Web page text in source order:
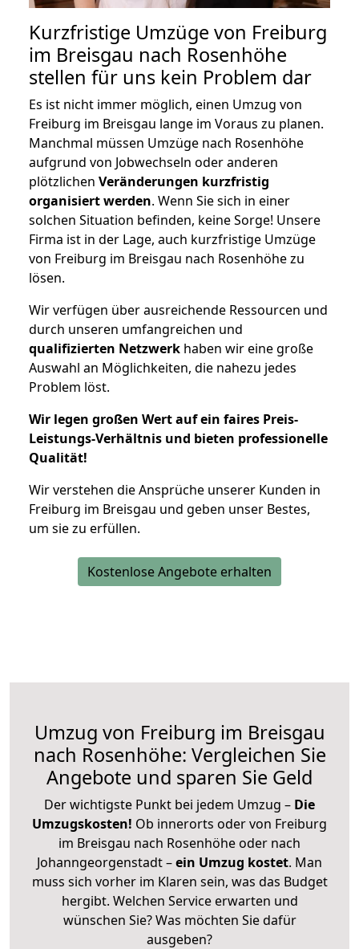
Kurzfristige Umzüge von Freiburg
im Breisgau nach Rosenhöhe
stellen für uns kein Problem dar
Es ist nicht immer möglich, einen Umzug von
Freiburg im Breisgau lange im Voraus zu planen.
Manchmal müssen Umzüge nach Rosenhöhe
aufgrund von Jobwechseln oder anderen
plötzlichen Veränderungen kurzfristig
organisiert werden. Wenn Sie sich in einer
solchen Situation befinden, keine Sorge! Unsere
Firma ist in der Lage, auch kurzfristige Umzüge
von Freiburg im Breisgau nach Rosenhöhe zu
lösen.
Wir verfügen über ausreichende Ressourcen und
durch unseren umfangreichen und
qualifizierten Netzwerk haben wir eine große
Auswahl an Möglichkeiten, die nahezu jedes
Problem löst.
Wir legen großen Wert auf ein faires Preis-
Leistungs-Verhältnis und bieten professionelle
Qualität!
Wir verstehen die Ansprüche unserer Kunden in
Freiburg im Breisgau und geben unser Bestes,
um sie zu erfüllen.
Kostenlose Angebote erhalten
Umzug von Freiburg im Breisgau
nach Rosenhöhe: Vergleichen Sie
Angebote und sparen Sie Geld
Der wichtigste Punkt bei jedem Umzug – Die
Umzugskosten! Ob innerorts oder von Freiburg
im Breisgau nach Rosenhöhe oder nach
Johanngeorgenstadt –ein Umzug kostet. Man
muss sich vorher im Klaren sein, was das Budget
hergibt. Welchen Service erwarten und
wünschen Sie? Was möchten Sie dafür
ausgeben?